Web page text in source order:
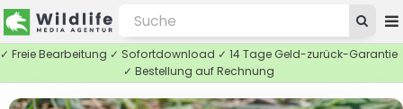
✓ Freie Bearbeitung ✓ Sofortdownload ✓ 14 Tage Geld-zurück-Garantie
✓ Bestellung auf Rechnung